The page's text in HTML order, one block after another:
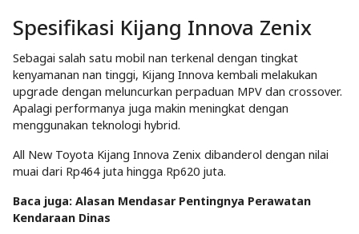
Spesifikasi Kijang Innova Zenix
Sebagai salah satu mobil nan terkenal dengan tingkat
kenyamanan nan tinggi, Kijang Innova kembali melakukan
upgrade dengan meluncurkan perpaduan MPV dan crossover.
Apalagi performanya juga makin meningkat dengan
menggunakan teknologi hybrid.
All New Toyota Kijang Innova Zenix dibanderol dengan nilai
muai dari Rp464 juta hingga Rp620 juta.
Baca juga: Alasan Mendasar Pentingnya Perawatan
Kendaraan Dinas